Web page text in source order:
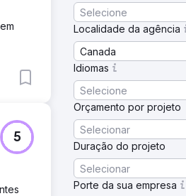
5
Selecione
Localidade da agência
Canada
Idiomas
Selecione
Orçamento por projeto
Selecionar
Duração do projeto
Selecionar
Porte da sua empresa